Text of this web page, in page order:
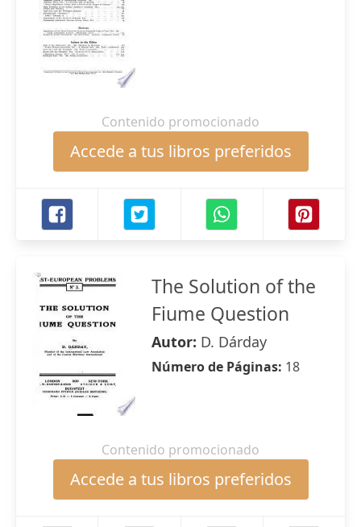
Contenido promocionado
Accede a tus libros preferidos
The Solution of the
Fiume Question
Autor: D. Dárday
Número de Páginas: 18
Contenido promocionado
Accede a tus libros preferidos